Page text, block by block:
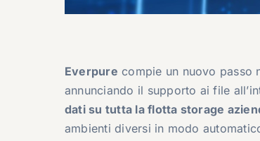
Everpure compie un nuovo passo
annunciando il supporto ai file
dati su tutta la flotta storage
ambienti diversi in modo